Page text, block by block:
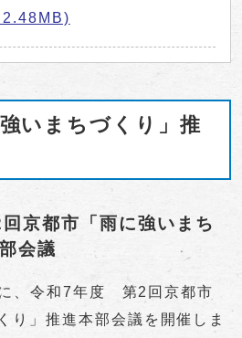
2.48MB)
いまちづくり」推
京都市「雨に強いまち
会議
、令和7年度 第2回京都市
り」推進本部会議を開催しま